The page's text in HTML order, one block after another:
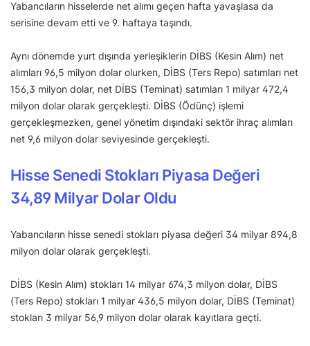
Yabancıların hisselerde net alımı geçen hafta yavaşlasa da
serisine devam etti ve 9. haftaya taşındı.
Aynı dönemde yurt dışında yerleşiklerin DİBS (Kesin Alım) net
alımları 96,5 milyon dolar olurken, DİBS (Ters Repo) satımları net
156,3 milyon dolar, net DİBS (Teminat) satımları 1 milyar 472,4
milyon dolar olarak gerçekleşti. DİBS (Ödünç) işlemi
gerçekleşmezken, genel yönetim dışındaki sektör ihraç alımları
net 9,6 milyon dolar seviyesinde gerçekleşti.
Hisse Senedi Stokları Piyasa Değeri
34,89 Milyar Dolar Oldu
Yabancıların hisse senedi stokları piyasa değeri 34 milyar 894,8
milyon dolar olarak gerçekleşti.
DİBS (Kesin Alım) stokları 14 milyar 674,3 milyon dolar, DİBS
(Ters Repo) stokları 1 milyar 436,5 milyon dolar, DİBS (Teminat)
stokları 3 milyar 56,9 milyon dolar olarak kayıtlara geçti.